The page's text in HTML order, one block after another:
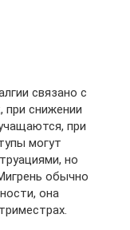
связано с
при снижении
при
могут
но
обычно
она